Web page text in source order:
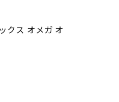
クス オメガ オ